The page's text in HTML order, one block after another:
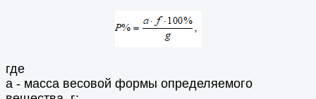
где
а - масса весовой формы определяемого